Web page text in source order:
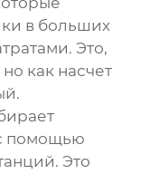
в больших
Это,
как насчет
помощью
Это